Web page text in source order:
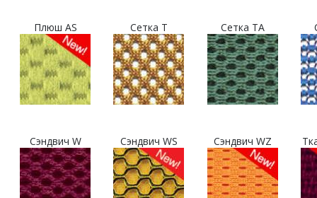
Плюш AS Сетка T Сетка TA
Сэндвич W Сэндвич WS Сэндвич WZ